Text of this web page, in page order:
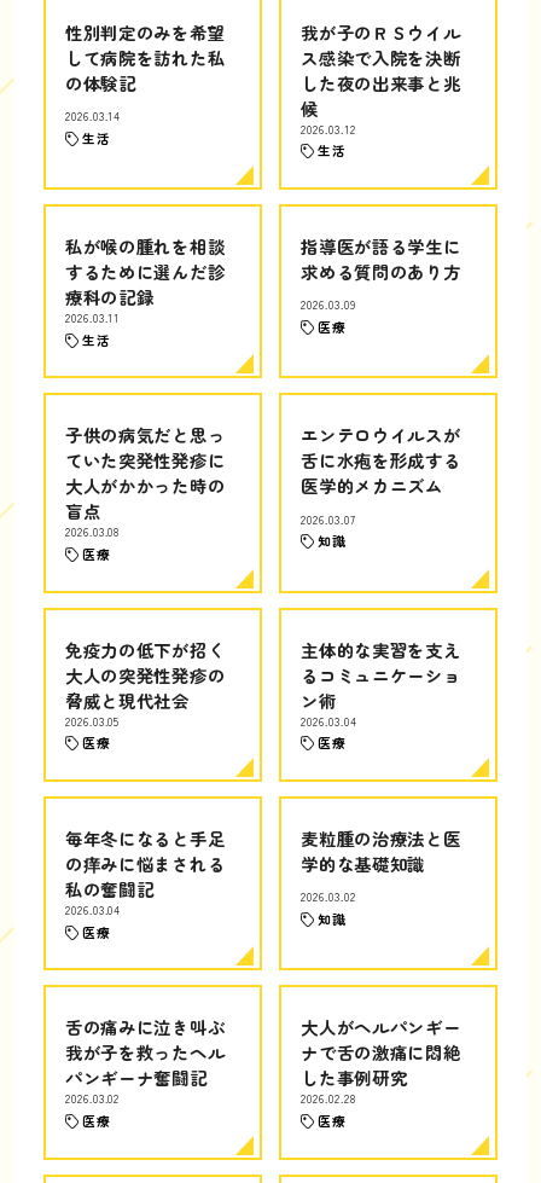
性別判定のみを希望
して病院を訪れた私
の体験記
2026.03.14
生活
我が子のＲＳウイル
ス感染で入院を決断
した夜の出来事と兆
候
2026.03.12
生活
私が喉の腫れを相談
するために選んだ診
療科の記録
2026.03.11
生活
指導医が語る学生に
求める質問のあり方
2026.03.09
医療
子供の病気だと思っ
ていた突発性発疹に
大人がかかった時の
盲点
2026.03.08
医療
エンテロウイルスが
舌に水疱を形成する
医学的メカニズム
2026.03.07
知識
免疫力の低下が招く
大人の突発性発疹の
脅威と現代社会
2026.03.05
医療
主体的な実習を支え
るコミュニケーショ
ン術
2026.03.04
医療
毎年冬になると手足
の痒みに悩まされる
私の奮闘記
2026.03.04
医療
麦粒腫の治療法と医
学的な基礎知識
2026.03.02
知識
舌の痛みに泣き叫ぶ
我が子を救ったヘル
パンギーナ奮闘記
2026.03.02
医療
大人がヘルパンギー
ナで舌の激痛に悶絶
した事例研究
2026.02.28
医療